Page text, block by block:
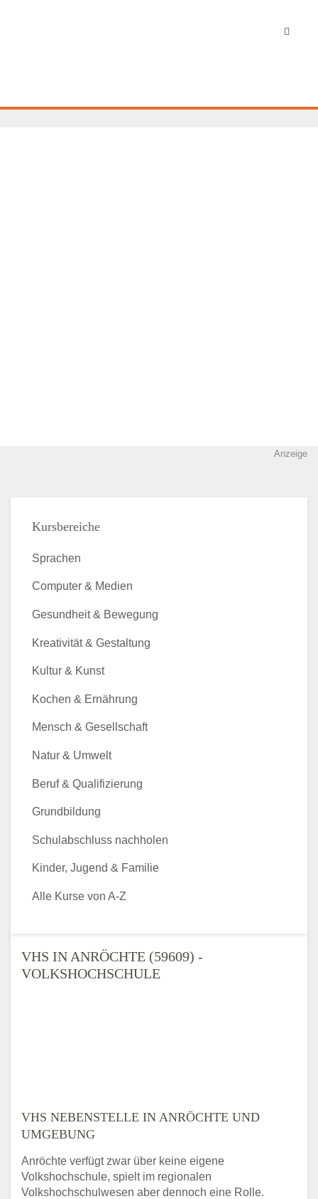
Anzeige
VHS IN ANRÖCHTE (59609) -
VOLKSHOCHSCHULE
VHS NEBENSTELLE IN ANRÖCHTE UND
UMGEBUNG
Anröchte verfügt zwar über keine eigene
Volkshochschule, spielt im regionalen
Volkshochschulwesen aber dennoch eine Rolle.
Kursbereiche
Sprachen
Computer & Medien
Gesundheit & Bewegung
Kreativität & Gestaltung
Kultur & Kunst
Kochen & Ernährung
Mensch & Gesellschaft
Natur & Umwelt
Beruf & Qualifizierung
Grundbildung
Schulabschluss nachholen
Kinder, Jugend & Familie
Alle Kurse von A-Z